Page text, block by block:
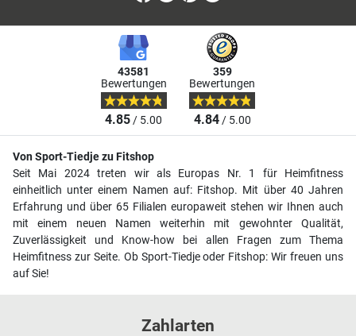
43581
Bewertungen
4.85/ 5.00
359
Bewertungen
4.84/ 5.00
Von Sport-Tiedje zu Fitshop
Seit Mai 2024 treten wir als Europas Nr. 1 für Heimfitness
einheitlich unter einem Namen auf: Fitshop. Mit über 40 Jahren
Erfahrung und über 65 Filialen europaweit stehen wir Ihnen auch
mit einem neuen Namen weiterhin mit gewohnter Qualität,
Zuverlässigkeit und Know-how bei allen Fragen zum Thema
Heimfitness zur Seite. Ob Sport-Tiedje oder Fitshop: Wir freuen uns
auf Sie!
Zahlarten